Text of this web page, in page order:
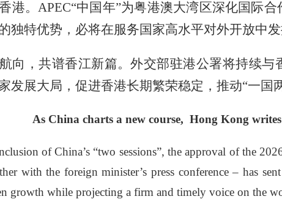
港。APEC“中国年”为粤港澳大湾区深化国际
独特优势，必将在服务国家高水平对外开放中发
向，共谱香江新篇。外交部驻港公署将持续
发展大局，促进香港长期繁荣稳定，推动“一国
As China charts a new course, Hong Kong
of China’s “two sessions”, the approval of the
with the foreign minister’s press conference – has
growth while projecting a firm and timely voice on the